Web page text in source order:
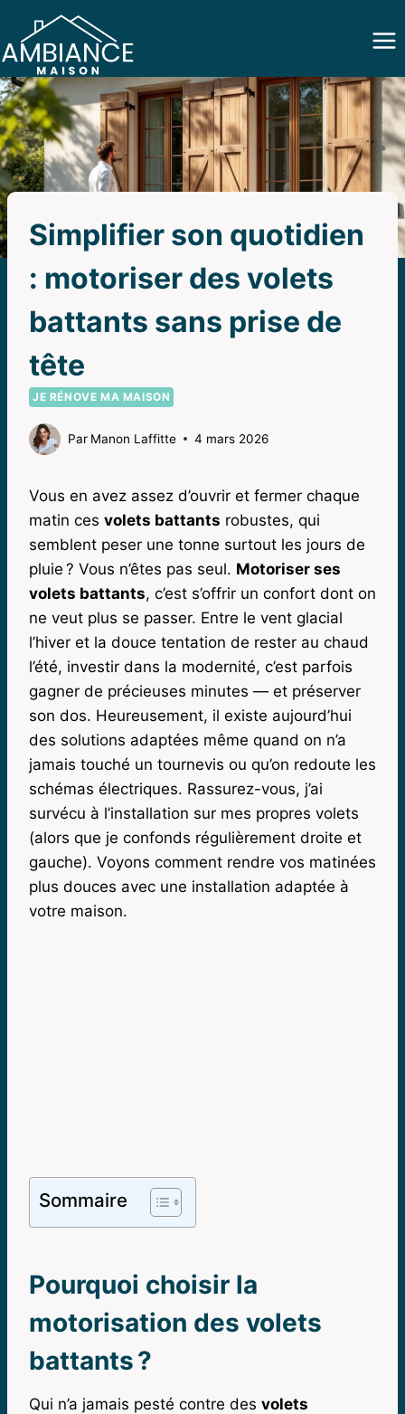
contenu
Simplifier son quotidien
: motoriser des volets
battants sans prise de
tête
JE RÉNOVE MA MAISON
Par Manon Laffitte 4 mars 2026
Vous en avez assez d’ouvrir et fermer chaque
matin ces volets battants robustes, qui
semblent peser une tonne surtout les jours de
pluie ? Vous n’êtes pas seul. Motoriser ses
volets battants, c’est s’offrir un confort dont on
ne veut plus se passer. Entre le vent glacial
l’hiver et la douce tentation de rester au chaud
l’été, investir dans la modernité, c’est parfois
gagner de précieuses minutes — et préserver
son dos. Heureusement, il existe aujourd’hui
des solutions adaptées même quand on n’a
jamais touché un tournevis ou qu’on redoute les
schémas électriques. Rassurez-vous, j’ai
survécu à l’installation sur mes propres volets
(alors que je confonds régulièrement droite et
gauche). Voyons comment rendre vos matinées
plus douces avec une installation adaptée à
votre maison.
Sommaire
Pourquoi choisir la
motorisation des volets
battants ?
Qui n’a jamais pesté contre des volets